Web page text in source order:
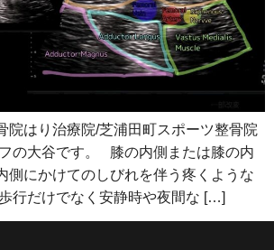
院はり治療院/芝浦田町スポーツ整骨院
の大谷です。 膝の内側または膝の内
側にかけてのしびれを伴う疼くような
行だけでなく安静時や夜間な […]